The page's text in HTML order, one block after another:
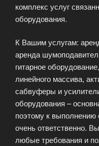
комплекс услуг
оборудования.
К Вашим услугам:
аренда
гитарное
линейного массива,
сабвуферы и
оборудования –
поэтому к
очень ответственно.
любые требования и